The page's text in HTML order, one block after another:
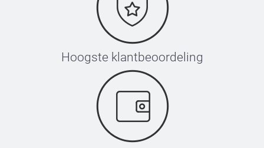
Hoogste klantbeoordeling